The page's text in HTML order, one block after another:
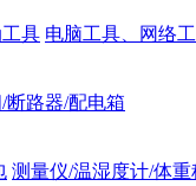
具 电脑工具、网络
断路器/配电箱
测量仪/温湿度计/体重